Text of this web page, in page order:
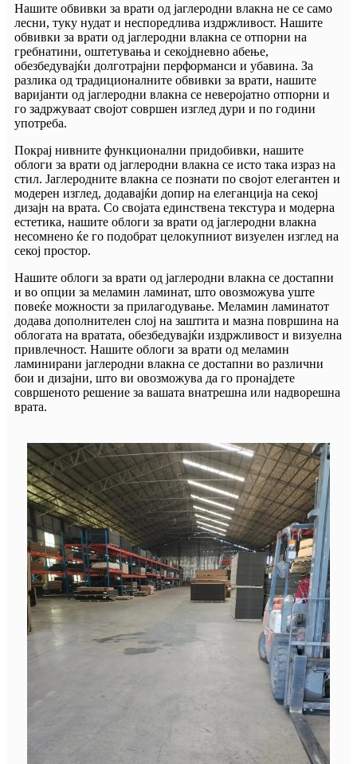
Нашите обвивки за врати од јаглеродни влакна не се само
лесни, туку нудат и неспоредлива издржливост. Нашите
обвивки за врати од јаглеродни влакна се отпорни на
гребнатини, оштетувања и секојдневно абење,
обезбедувајќи долготрајни перформанси и убавина. За
разлика од традиционалните обвивки за врати, нашите
варијанти од јаглеродни влакна се неверојатно отпорни и
го задржуваат својот совршен изглед дури и по години
употреба.
Покрај нивните функционални придобивки, нашите
облоги за врати од јаглеродни влакна се исто така израз на
стил. Јаглеродните влакна се познати по својот елегантен и
модерен изглед, додавајќи допир на елеганција на секој
дизајн на врата. Со својата единствена текстура и модерна
естетика, нашите облоги за врати од јаглеродни влакна
несомнено ќе го подобрат целокупниот визуелен изглед на
секој простор.
Нашите облоги за врати од јаглеродни влакна се достапни
и во опции за меламин ламинат, што овозможува уште
повеќе можности за прилагодување. Меламин ламинатот
додава дополнителен слој на заштита и мазна површина на
облогата на вратата, обезбедувајќи издржливост и визуелна
привлечност. Нашите облоги за врати од меламин
ламинирани јаглеродни влакна се достапни во различни
бои и дизајни, што ви овозможува да го пронајдете
совршеното решение за вашата внатрешна или надворешна
врата.